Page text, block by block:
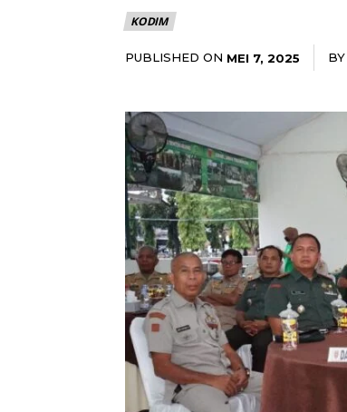
KODIM
PUBLISHED ON MEI 7, 2025 BY